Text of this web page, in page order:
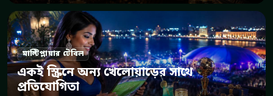
মাল্টিপ্লায়ার টেবিল
একই স্ক্রিনে অন্য খেলোয়াড়ের সাথে
প্রতিযোগিতা